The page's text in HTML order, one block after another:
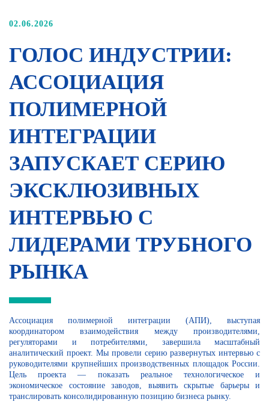
02.06.2026
ГОЛОС ИНДУСТРИИ:
АССОЦИАЦИЯ
ПОЛИМЕРНОЙ
ИНТЕГРАЦИИ
ЗАПУСКАЕТ СЕРИЮ
ЭКСКЛЮЗИВНЫХ
ИНТЕРВЬЮ С
ЛИДЕРАМИ ТРУБНОГО
РЫНКА
Ассоциация полимерной интеграции (АПИ), выступая
координатором взаимодействия между производителями,
регуляторами и потребителями, завершила масштабный
аналитический проект. Мы провели серию развернутых интервью с
руководителями крупнейших производственных площадок России.
Цель проекта — показать реальное технологическое и
экономическое состояние заводов, выявить скрытые барьеры и
транслировать консолидированную позицию бизнеса рынку.